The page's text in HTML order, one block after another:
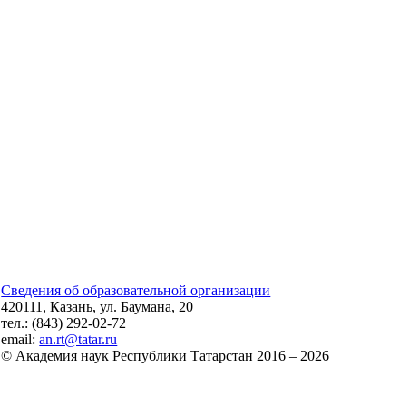
Сведения об образовательной организации
420111, Казань, ул. Баумана, 20
тел.: (843) 292-02-72
email:an.rt@tatar.ru
© Академия наук Республики Татарстан 2016 – 2026